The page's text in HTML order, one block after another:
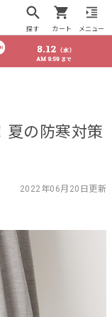
探す カート メニュー
夏の防寒対策
2022年06月20日更新